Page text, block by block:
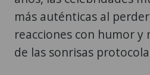
más auténticas al
reacciones con humor y
de las sonrisas